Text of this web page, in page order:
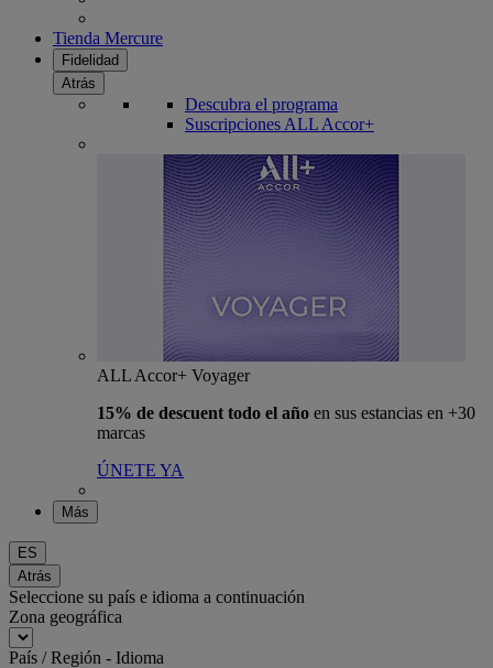
Tienda Mercure
Fidelidad
Atrás
Descubra el programa
Suscripciones ALL Accor+
ALL Accor+ Voyager
15% de descuent todo el año en sus estancias en +30
marcas
ÚNETE YA
Más
ES
Atrás
Seleccione su país e idioma a continuación
Zona geográfica
País / Región - Idioma